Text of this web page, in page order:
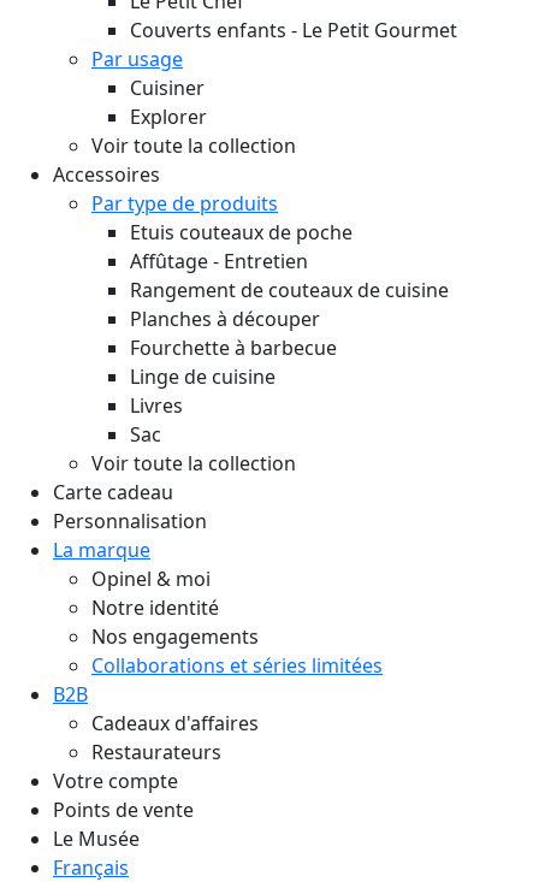
Couverts enfants - Le Petit Gourmet
Par usage
Cuisiner
Explorer
Voir toute la collection
Accessoires
Par type de produits
Etuis couteaux de poche
Affûtage - Entretien
Rangement de couteaux de cuisine
Planches à découper
Fourchette à barbecue
Linge de cuisine
Livres
Sac
Voir toute la collection
Carte cadeau
Personnalisation
La marque
Opinel & moi
Notre identité
Nos engagements
Collaborations et séries limitées
B2B
Cadeaux d'affaires
Restaurateurs
Votre compte
Points de vente
Le Musée
Français